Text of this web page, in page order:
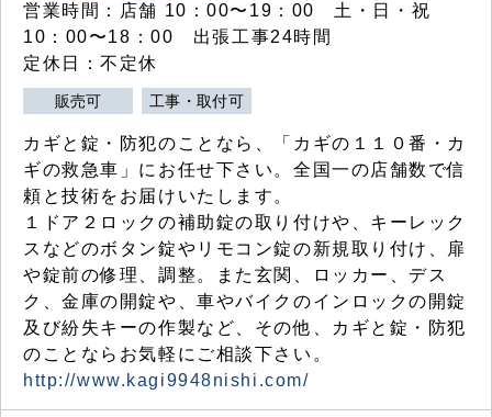
営業時間：店舗 10：00〜19：00 土・日・祝
10：00〜18：00 出張工事24時間
定休日：不定休
販売可 工事・取付可
カギと錠・防犯のことなら、「カギの１１０番・カ
ギの救急車」にお任せ下さい。全国一の店舗数で信
頼と技術をお届けいたします。
１ドア２ロックの補助錠の取り付けや、キーレック
スなどのボタン錠やリモコン錠の新規取り付け、扉
や錠前の修理、調整。また玄関、ロッカー、デス
ク、金庫の開錠や、車やバイクのインロックの開錠
及び紛失キーの作製など、その他、カギと錠・防犯
のことならお気軽にご相談下さい。
http://www.kagi9948nishi.com/